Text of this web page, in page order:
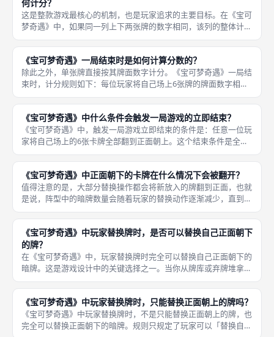
何计分？
这是整款游戏最核心的机制，也是玩家追求的主要目标。在《宝可
梦奇遇》中，如果同一列上下两张牌的数字相同，该列的整体计分
为0分——即这两张牌都不计入总分。 例如，如果你的第一列上方
是数字「3」的卡牌，下方也是数字「3」的卡牌，那么这一列总分
为0
《宝可梦奇遇》一局结束时是如何计算分数的？
除此之外，单张牌直接按其牌面数字计分。《宝可梦奇遇》一局结
束时，计分规则如下：每位玩家将自己场上6张牌的牌面数字相
加，但有一个重要的归零规则——如果某一列的上下两张牌数字相
同，则这一列的两张牌数字之和视为0分，不计入总分。 特殊卡牌
的能力在
《宝可梦奇遇》中什么条件会触发一局游戏的立即结束？
《宝可梦奇遇》中，触发一局游戏立即结束的条件是：任意一位玩
家将自己场上的6张卡牌全部翻到正面朝上。这个结束条件是全局
性的——只要有一个玩家达成这个条件，该局结束，不再等待其他
玩家完成回合。 这意味着游戏存在「突然死亡」的风险：可能在
你还没来
《宝可梦奇遇》中正面朝下的卡牌在什么情况下会被翻开？
值得注意的是，大部分替换操作都会将新放入的牌翻到正面，也就
是说，阵型中的暗牌数量会随着玩家的替换动作逐渐减少，直到全
部变为明牌从而触发游戏结束。《宝可梦奇遇》中，正面朝下的卡
牌（暗牌）在以下情况下会被翻开：第一，当玩家使用新牌替换自
己场上的
《宝可梦奇遇》中玩家替换牌时，是否可以替换自己正面朝下
的牌？
在《宝可梦奇遇》中，玩家替换牌时完全可以替换自己正面朝下的
暗牌。这是游戏设计中的关键选择之一。当你从牌库或弃牌堆拿到
一张新牌后，你有权选择自己3×2阵型中任何位置的卡牌进行替
换，无论是明牌还是暗牌。 如果替换的是暗牌，被替换的暗牌会
先被翻到
《宝可梦奇遇》中玩家替换牌时，只能替换正面朝上的牌吗？
《宝可梦奇遇》中玩家替换牌时，不是只能替换正面朝上的牌，也
完全可以替换正面朝下的暗牌。规则只规定了玩家可以「替换自己